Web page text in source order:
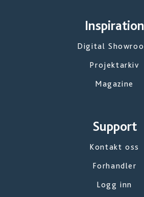
Inspiration
Digital
Projektarkiv
Magazine
Support
Kontakt oss
Forhandler
Logg inn